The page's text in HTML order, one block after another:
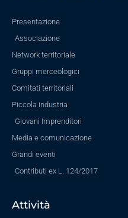
Presentazione
Associazione
Network territoriale
Gruppi merceologici
Comitati territoriali
Piccola industria
Giovani Imprenditori
Media e comunicazione
Grandi eventi
Contributi ex L. 124/2017
Attività